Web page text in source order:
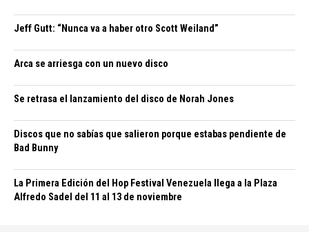
Jeff Gutt: “Nunca va a haber otro Scott Weiland”
Arca se arriesga con un nuevo disco
Se retrasa el lanzamiento del disco de Norah Jones
Discos que no sabías que salieron porque estabas pendiente de
Bad Bunny
La Primera Edición del Hop Festival Venezuela llega a la Plaza
Alfredo Sadel del 11 al 13 de noviembre